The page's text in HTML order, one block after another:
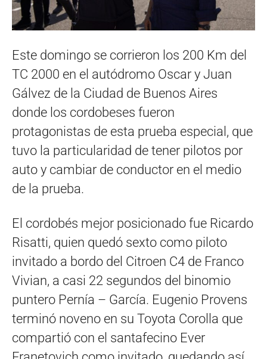
Este domingo se corrieron los 200 Km del
TC 2000 en el autódromo Oscar y Juan
Gálvez de la Ciudad de Buenos Aires
donde los cordobeses fueron
protagonistas de esta prueba especial, que
tuvo la particularidad de tener pilotos por
auto y cambiar de conductor en el medio
de la prueba.
El cordobés mejor posicionado fue Ricardo
Risatti, quien quedó sexto como piloto
invitado a bordo del Citroen C4 de Franco
Vivian, a casi 22 segundos del binomio
puntero Pernía – García. Eugenio Provens
terminó noveno en su Toyota Corolla que
compartió con el santafecino Ever